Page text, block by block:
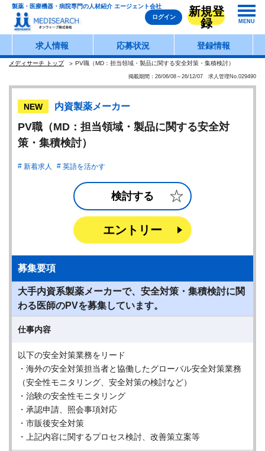
製薬・医療機器・病院専門の人材紹介 エージェント会社
ログイン
新規登
録
MENU
求人情報 応募状況 登録情報
メディサーチ トップ PV職（MD：担当領域・製品に関する安全対策・集積検討）
掲載期間：26/06/08～26/12/07 求人管理No.029490
NEW 内資製薬メーカー
PV職（MD：担当領域・製品に関する安全対
策・集積検討）
新着求人 英語を活かす
検討する
エントリー
募集要項
大手内資系製薬メーカーで、安全対策・集積検討に関
わる医師のPVを募集しています。
仕事内容
以下の安全対策業務をリード
・海外の安全対策担当者と協働したグローバル安全対策業務
（安全性モニタリング、安全対策の検討など）
・治験の安全性モニタリング
・承認申請、照会事項対応
・市販後安全対策
・上記内容に関するプロセス検討、改善策立案等